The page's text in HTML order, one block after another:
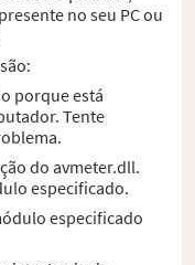
no seu PC ou
porque está
Tente
do avmeter.dll.
especificado.
especificado